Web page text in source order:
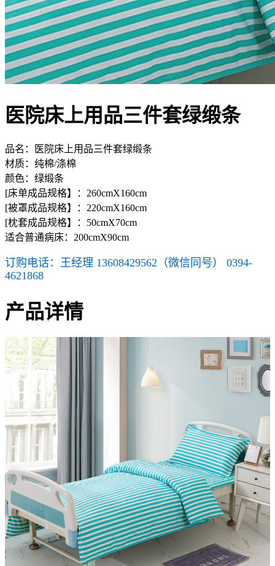
医院床上用品三件套绿缎条
品名：医院床上用品三件套绿缎条
材质：纯棉/涤棉
颜色：绿缎条
[床单成品规格】：260cmX160cm
[被罩成品规格】：220cmX160cm
[枕套成品规格】：50cmX70cm
适合普通病床：200cmX90cm
订购电话：王经理 13608429562（微信同号） 0394-
4621868
产品详情